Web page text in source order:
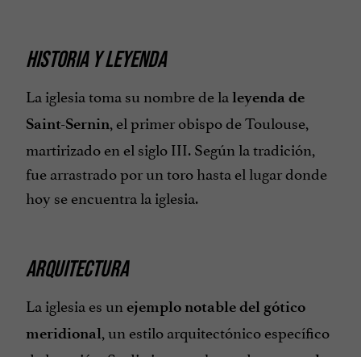
HISTORIA Y LEYENDA
La iglesia toma su nombre de la leyenda de
Saint-Sernin, el primer obispo de Toulouse,
martirizado en el siglo III. Según la tradición,
fue arrastrado por un toro hasta el lugar donde
hoy se encuentra la iglesia.
ARQUITECTURA
La iglesia es un ejemplo notable del gótico
meridional, un estilo arquitectónico específico